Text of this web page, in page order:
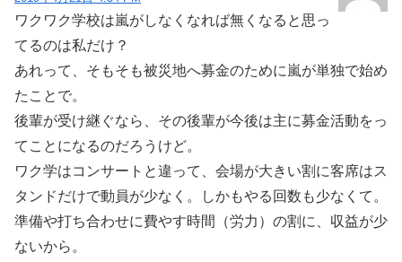
ワクワク学校は嵐がしなくなれば無くなると思っ
てるのは私だけ？
あれって、そもそも被災地へ募金のために嵐が単独で始め
たことで。
後輩が受け継ぐなら、その後輩が今後は主に募金活動をっ
てことになるのだろうけど。
ワク学はコンサートと違って、会場が大きい割に客席はス
タンドだけで動員が少なく。しかもやる回数も少なくて。
準備や打ち合わせに費やす時間（労力）の割に、収益が少
ないから。